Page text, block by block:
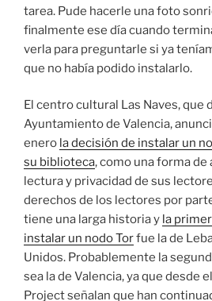
tarea. Pude hacerle una foto
finalmente ese día cuando
verla para preguntarle si ya
que no había podido instalarlo.
El centro cultural Las Naves, que
Ayuntamiento de Valencia,
enero la decisión de instalar un
su biblioteca, como una forma de
lectura y privacidad de sus
derechos de los lectores por
tiene una larga historia y la
instalar un nodo Torfue la de
Unidos. Probablemente la
sea la de Valencia, ya que desde
Project señalan que han